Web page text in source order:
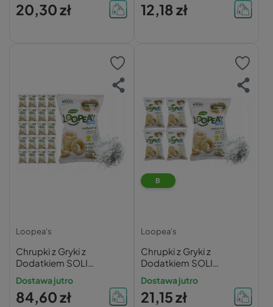
20,30 zł 12,18 zł
Loopea's
Chrupki z Gryki z
Dodatkiem SOLI
MORSKIEJ Loopea's 42g
x20
Dostawa jutro
84,60 zł
B
Loopea's
Chrupki z Gryki z
Dodatkiem SOLI
MORSKIEJ Loopea's 42g
x5
Dostawa jutro
21,15 zł